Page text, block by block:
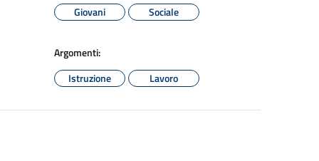
Giovani
Sociale
Argomenti:
Istruzione
Lavoro